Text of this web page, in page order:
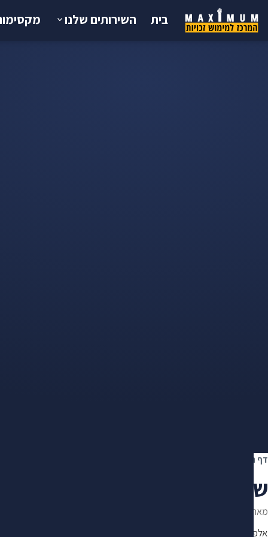
בית השירותים שלנו
דף הבית
שאירים בביטוח מנהלים:
מאת
אלפי תיקים מול חברות הביטוח, קרנות הפנסיה והביטוח הלאומי. פיתח